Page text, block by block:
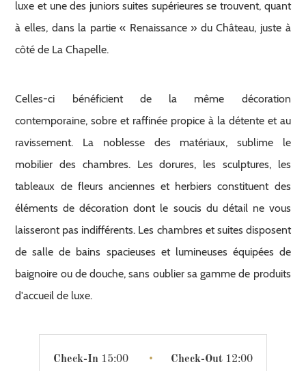
luxe et une des juniors suites supérieures se trouvent, quant
à elles, dans la partie « Renaissance » du Château, juste à
côté de La Chapelle.
Celles-ci bénéficient de la même décoration
contemporaine, sobre et raffinée propice à la détente et au
ravissement. La noblesse des matériaux, sublime le
mobilier des chambres. Les dorures, les sculptures, les
tableaux de fleurs anciennes et herbiers constituent des
éléments de décoration dont le soucis du détail ne vous
laisseront pas indifférents. Les chambres et suites disposent
de salle de bains spacieuses et lumineuses équipées de
baignoire ou de douche, sans oublier sa gamme de produits
d'accueil de luxe.
Check-In 15:00 • Check-Out 12:00